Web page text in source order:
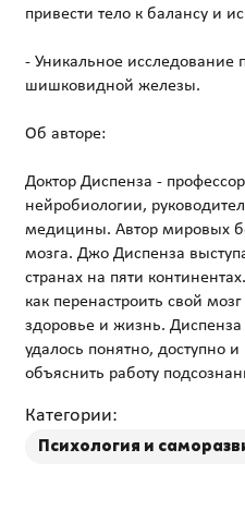
привести тело к балансу и
- Уникальное исследование
шишковидной железы.
Об авторе:
Доктор Диспенза -
нейробиологии,
медицины. Автор мировых
мозга. Джо Диспенза
странах на пяти
как перенастроить свой
здоровье и жизнь.
удалось понятно, доступно
Категории:
Психология и